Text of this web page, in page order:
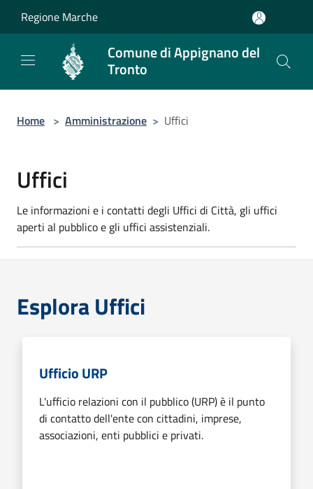
Regione Marche
Comune di Appignano del
Tronto
Home > Amministrazione > Uffici
Uffici
Le informazioni e i contatti degli Uffici di Città, gli uffici
aperti al pubblico e gli uffici assistenziali.
Esplora Uffici
Ufficio URP
L'ufficio relazioni con il pubblico (URP) è il punto
di contatto dell'ente con cittadini, imprese,
associazioni, enti pubblici e privati.